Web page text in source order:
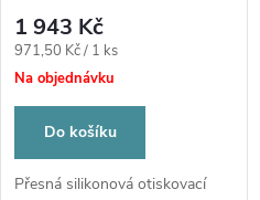
1 943 Kč
Měrná
cena:
971,50 Kč / 1 ks
Na objednávku
Do košíku
Přesná silikonová otiskovací